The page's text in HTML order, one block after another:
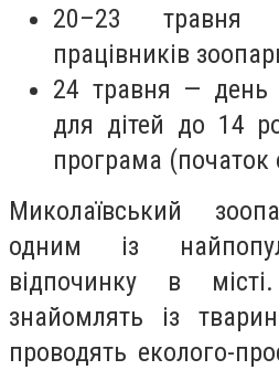
20–23 травня
працівників
24 травня — день
для дітей до 14
програма (початок
Миколаївський
одним із
відпочинку в
знайомлять із
проводять еколого-